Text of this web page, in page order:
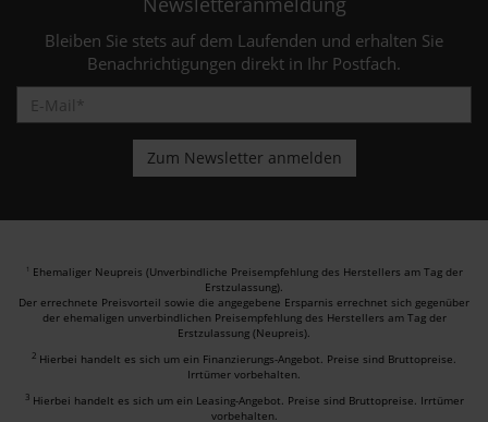
Bleiben Sie stets auf dem Laufenden und erhalten Sie
Benachrichtigungen direkt in Ihr Postfach.
1 Ehemaliger Neupreis (Unverbindliche Preisempfehlung des Herstellers am Tag der
Erstzulassung).
Der errechnete Preisvorteil sowie die angegebene Ersparnis errechnet sich gegenüber
der ehemaligen unverbindlichen Preisempfehlung des Herstellers am Tag der
Erstzulassung (Neupreis).
2 Hierbei handelt es sich um ein Finanzierungs-Angebot. Preise sind Bruttopreise.
Irrtümer vorbehalten.
3 Hierbei handelt es sich um ein Leasing-Angebot. Preise sind Bruttopreise. Irrtümer
vorbehalten.